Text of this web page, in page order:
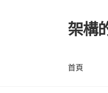
跳
至
覽
列
跳
至
要
內
架構
首頁